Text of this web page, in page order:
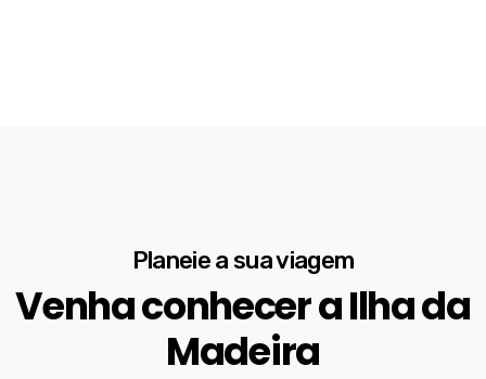
Planeie a sua viagem
Venha conhecer a Ilha da
Madeira